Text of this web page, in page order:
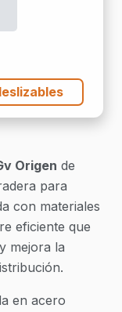
Origen de
para
con materiales
eficiente que
mejora la
en acero